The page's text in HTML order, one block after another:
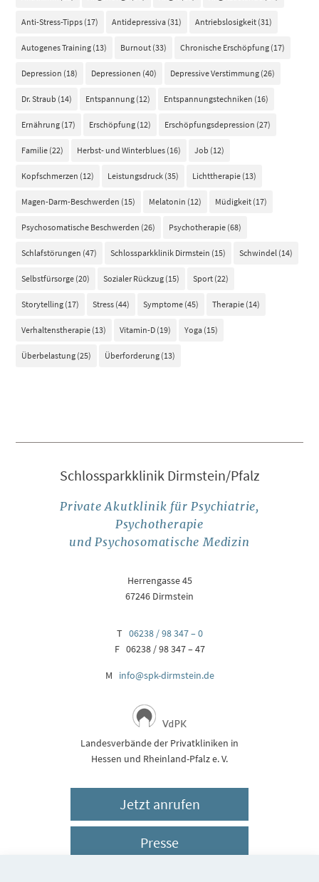
Anti-Stress-Tipps (17) Antidepressiva (31) Antriebslosigkeit (31)
Autogenes Training (13) Burnout (33) Chronische Erschöpfung (17)
Depression (18) Depressionen (40) Depressive Verstimmung (26)
Dr. Straub (14) Entspannung (12) Entspannungstechniken (16)
Ernährung (17) Erschöpfung (12) Erschöpfungsdepression (27)
Familie (22) Herbst- und Winterblues (16) Job (12)
Kopfschmerzen (12) Leistungsdruck (35) Lichttherapie (13)
Magen-Darm-Beschwerden (15) Melatonin (12) Müdigkeit (17)
Psychosomatische Beschwerden (26) Psychotherapie (68)
Schlafstörungen (47) Schlossparkklinik Dirmstein (15) Schwindel (14)
Selbstfürsorge (20) Sozialer Rückzug (15) Sport (22)
Storytelling (17) Stress (44) Symptome (45) Therapie (14)
Verhaltenstherapie (13) Vitamin-D (19) Yoga (15)
Überbelastung (25) Überforderung (13)
Schlossparkklinik Dirmstein/Pfalz
Private Akutklinik für Psychiatrie,
Psychotherapie
und Psychosomatische Medizin
Herrengasse 45
67246 Dirmstein
T 06238 / 98 347 – 0
F 06238 / 98 347 – 47
M info@spk-dirmstein.de
Landesverbände der Privatkliniken in
Hessen und Rheinland-Pfalz e. V.
Jetzt anrufen
Presse